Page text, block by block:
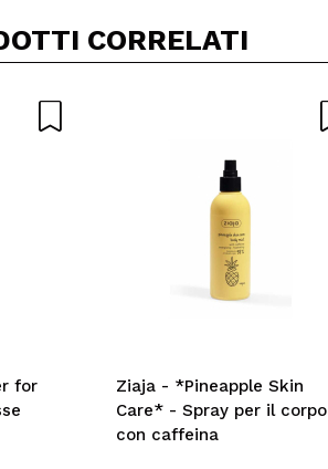
CORRELATI
for
Ziaja - *Pineapple Skin
Care* - Spray per il corpo
con caffeina